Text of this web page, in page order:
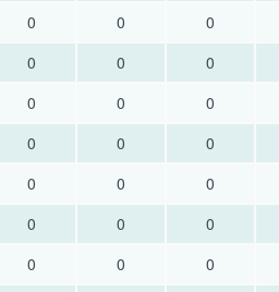
0 0 0
0 0 0
0 0 0
0 0 0
0 0 0
0 0 0
0 0 0